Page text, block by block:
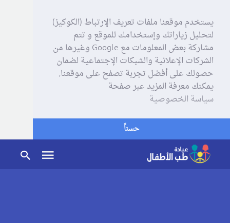
يستخدم موقعنا ملفات تعريف الإرتباط (الكوكيز)
لتحليل زياراتك وإستخدامك للموقع و تتم
مشاركة بعض المعلومات مع Google وغيرها من
الشركات الإعلانية والشبكات الإجتماعية لضمان
حصولك على أفضل تجربة تصفح على موقعنا,
يمكنك معرفة المزيد عبر صفحة
سياسة الخصوصية
حسناً